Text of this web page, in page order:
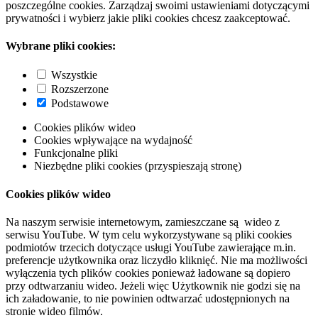
poszczególne cookies. Zarządzaj swoimi ustawieniami dotyczącymi
prywatności i wybierz jakie pliki cookies chcesz zaakceptować.
Wybrane pliki cookies:
Wszystkie
Rozszerzone
Podstawowe
Cookies plików wideo
Cookies wpływające na wydajność
Funkcjonalne pliki
Niezbędne pliki cookies (przyspieszają stronę)
Cookies plików wideo
Na naszym serwisie internetowym, zamieszczane są wideo z
serwisu YouTube. W tym celu wykorzystywane są pliki cookies
podmiotów trzecich dotyczące usługi YouTube zawierające m.in.
preferencje użytkownika oraz liczydło kliknięć. Nie ma możliwości
wyłączenia tych plików cookies ponieważ ładowane są dopiero
przy odtwarzaniu wideo. Jeżeli więc Użytkownik nie godzi się na
ich załadowanie, to nie powinien odtwarzać udostępnionych na
stronie wideo filmów.